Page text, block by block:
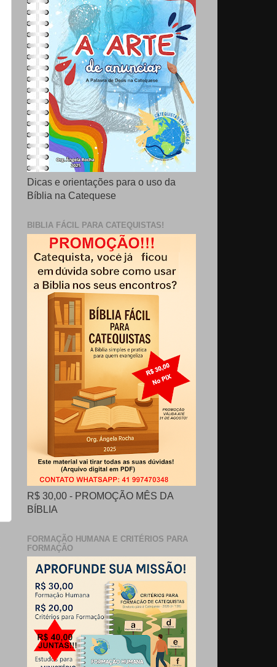
Dicas e orientações para o uso da
Bíblia na Catequese
BIBLIA FÁCIL PARA CATEQUISTAS!
R$ 30,00 - PROMOÇÃO MÊS DA
BÍBLIA
FORMAÇÃO HUMANA E CRITÉRIOS PARA
FORMAÇÃO